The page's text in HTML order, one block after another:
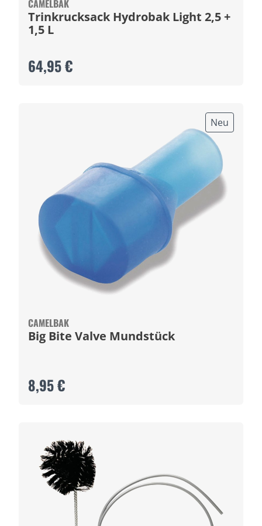
CAMELBAK
Trinkrucksack Hydrobak Light 2,5 +
1,5 L
64,95 €
Neu
CAMELBAK
Big Bite Valve Mundstück
8,95 €